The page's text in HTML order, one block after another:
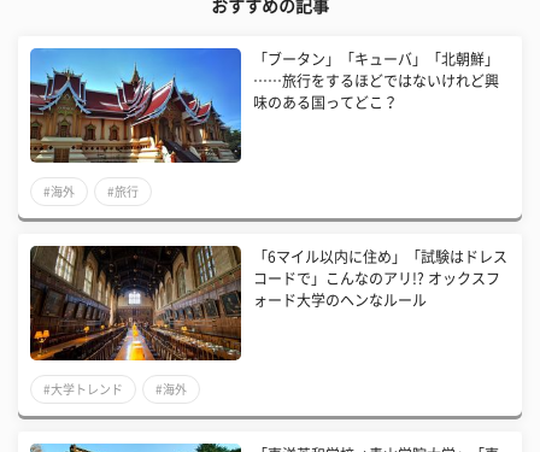
おすすめの記事
「ブータン」「キューバ」「北朝鮮」
……旅行をするほどではないけれど興
味のある国ってどこ？
#海外 #旅行
「6マイル以内に住め」「試験はドレス
コードで」こんなのアリ!? オックスフ
ォード大学のヘンなルール
#大学トレンド #海外